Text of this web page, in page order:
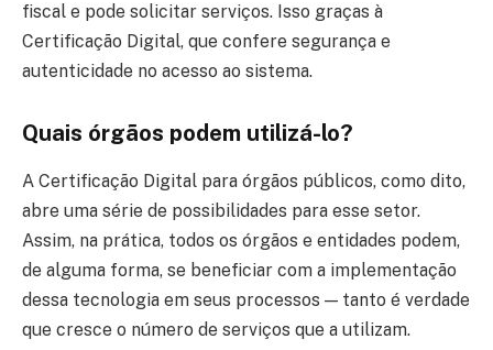
fiscal e pode solicitar serviços. Isso graças à
Certificação Digital, que confere segurança e
autenticidade no acesso ao sistema.
Quais órgãos podem utilizá-lo?
A Certificação Digital para órgãos públicos, como dito,
abre uma série de possibilidades para esse setor.
Assim, na prática, todos os órgãos e entidades podem,
de alguma forma, se beneficiar com a implementação
dessa tecnologia em seus processos — tanto é verdade
que cresce o número de serviços que a utilizam.